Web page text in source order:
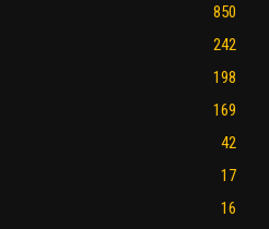
850
242
198
169
42
17
16